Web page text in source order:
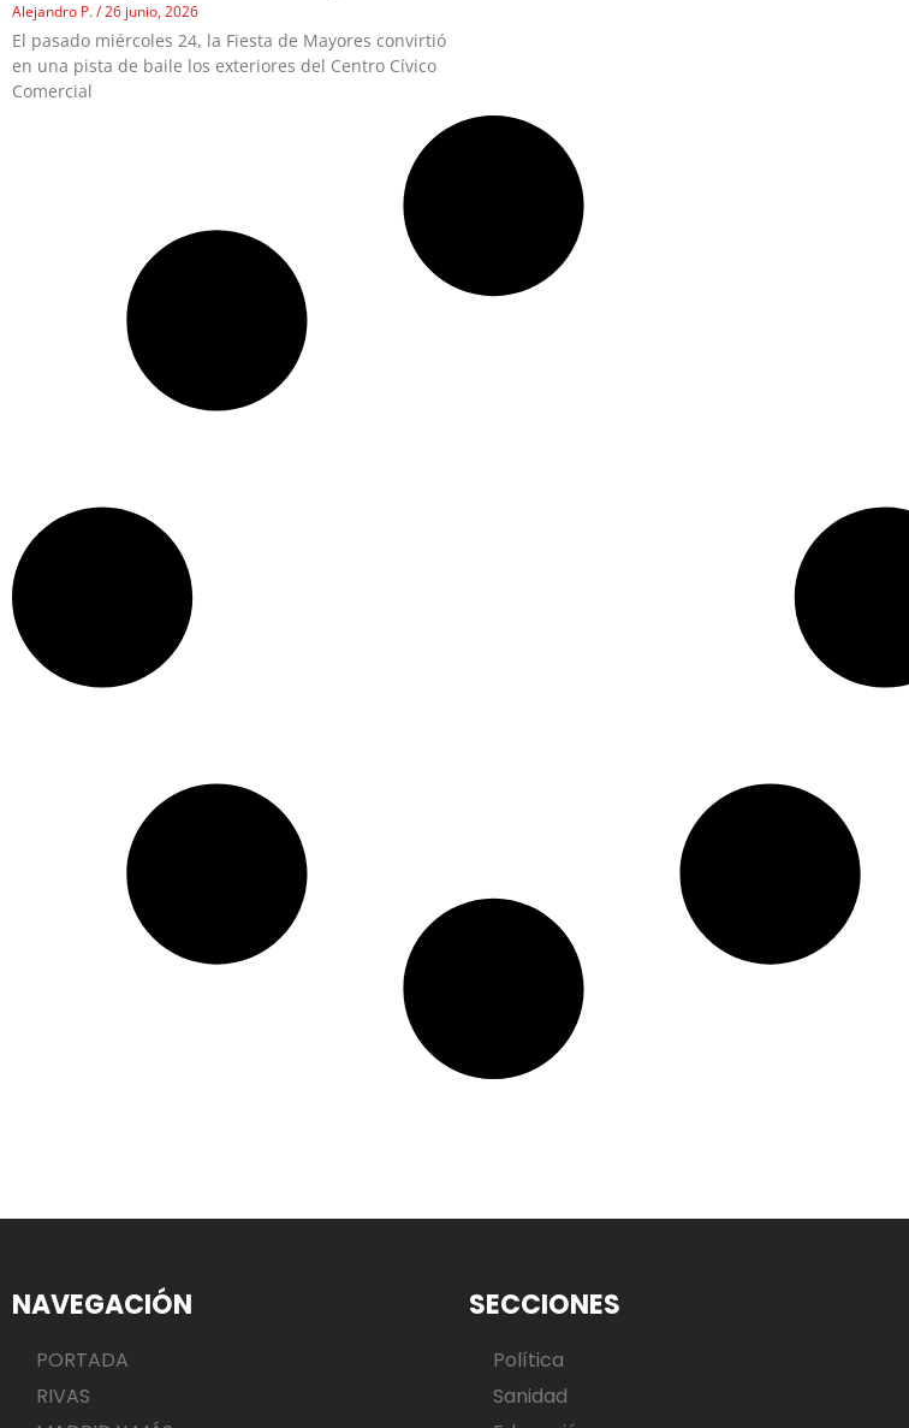
Alejandro P. 26 junio, 2026
El pasado miércoles 24, la Fiesta de Mayores convirtió
en una pista de baile los exteriores del Centro Cívico
Comercial
NAVEGACIÓN
PORTADA
RIVAS
SECCIONES
Política
Sanidad